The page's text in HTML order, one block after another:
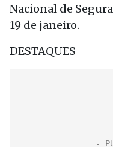
Nacional de
19 de janeiro.
DESTAQUES